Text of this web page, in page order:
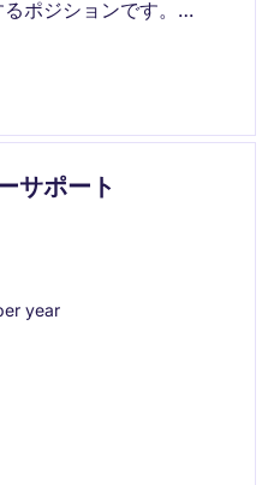
ポジションです。
ら、データドリブンな
ス向上を実現します。
サポート
year